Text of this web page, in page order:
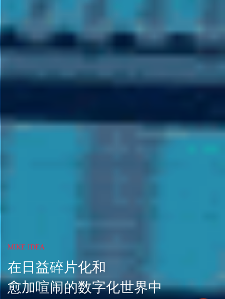
MIKE IDEA
在日益碎片化和
愈加喧闹的数字化世界中